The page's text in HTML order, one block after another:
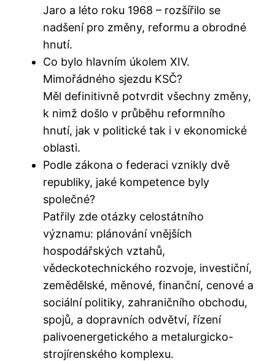
Jaro a léto roku 1968 – rozšířilo se
nadšení pro změny, reformu a obrodné
hnutí.
Co bylo hlavním úkolem XIV.
Mimořádného sjezdu KSČ?
Měl definitivně potvrdit všechny změny,
k nimž došlo v průběhu reformního
hnutí, jak v politické tak i v ekonomické
oblasti.
Podle zákona o federaci vznikly dvě
republiky, jaké kompetence byly
společné?
Patřily zde otázky celostátního
významu: plánování vnějších
hospodářských vztahů,
vědeckotechnického rozvoje, investiční,
zemědělské, měnové, finanční, cenové a
sociální politiky, zahraničního obchodu,
spojů, a dopravních odvětví, řízení
palivoenergetického a metalurgicko-
strojírenského komplexu.